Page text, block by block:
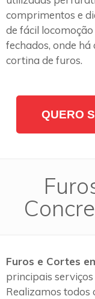
comprimentos e
de fácil
fechados, onde
cortina de furos.
QUERO
Furos e Cortes
principais
Realizamos todos